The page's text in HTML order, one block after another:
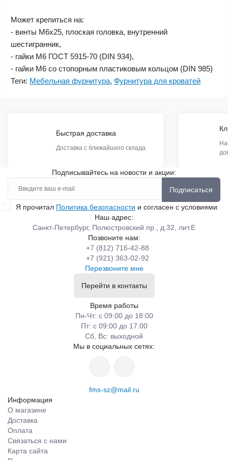
Может крепиться на:
- винты М6х25, плоская головка, внутренний
шестигранник,
- гайки М6 ГОСТ 5915-70 (DIN 934),
- гайки М6 со стопорным пластиковым кольцом (DIN 985)
Теги: Мебельная фурнитура, Фурнитура для кроватей
Быстрая доставка
Доставка с ближайшего склада
Подписывайтесь на новости и акции:
Подписаться
Я прочитал Политика безопасности и согласен с условиями
Наш адрес:
Санкт-Петербург, Полюстровский пр., д.32, лит.Е
Позвоните нам:
+7 (812) 716-42-88
+7 (921) 363-02-92
Перезвоните мне
Перейти в контакты
Время работы
Пн-Чт: с 09:00 до 18:00
Пт: с 09:00 до 17:00
Сб, Вс: выходной
Мы в социальных сетях:
fms-sz@mail.ru
Информация
О магазине
Доставка
Оплата
Связаться с нами
Карта сайта